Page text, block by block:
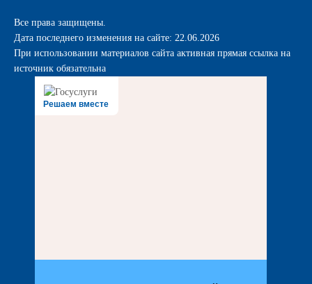
Все права защищены.
Дата последнего изменения на сайте: 22.06.2026
При использовании материалов сайта активная прямая ссылка на
источник обязательна
Решаем вместе